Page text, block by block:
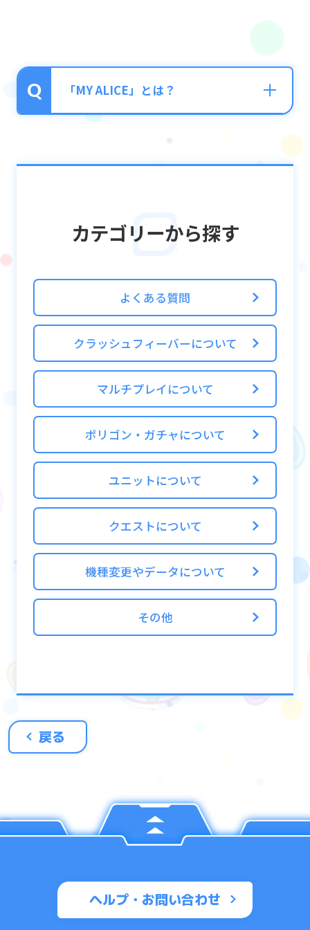
「MY ALICE」とは？
MY ALICEは、適合者に与えられたALICEの一
様々な「デコ」でオリジナルのエリアを作っ
てユニットと交流しましょう！
MY ALICEでは3つのエリアをカスタマイズす
ることができます。
また、1日3回までMY ALICE画面にて配置し
たユニットをタップすることで1タップごと
に好感度を1あげることができます。
好感度を上げる回数はエリアに関わらず1日
に合計3回までとなります。
※好感度を上げることのできる回数は予告な
く変更になる場合があります。
■好感度と好感度報酬とは？
MY ALICEにてタップを行うことで配置中ユニ
ットの好感度をあげることができます。
好感度は所持ユニットごとに存在し、同一名
称ユニットを複数体所持している場合それぞ
れに個別の好感度が存在します。
また、覚醒・進化適応を行っても好感度は変
ことができます。
基本的に好感度報酬は1ユニットにつき1回ず
つ受けとることができます。
■㊙︎データとは？
㊙︎データはそのユニットの知られざる情報や
好感度を上げていくことで㊙︎データを解放し
ていくことができます。
カテゴリーから探す
よくある質問
クラッシュフィーバーについて
マルチプレイについて
ポリゴン・ガチャについて
ユニットについて
クエストについて
機種変更やデータについて
その他
戻る
ヘルプ・お問い合わせ